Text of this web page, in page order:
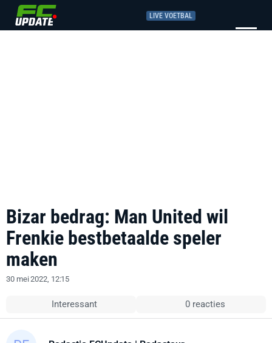
LIVE VOETBAL
Bizar bedrag: Man United wil
Frenkie bestbetaalde speler
maken
30 mei 2022, 12:15
Interessant 0 reacties